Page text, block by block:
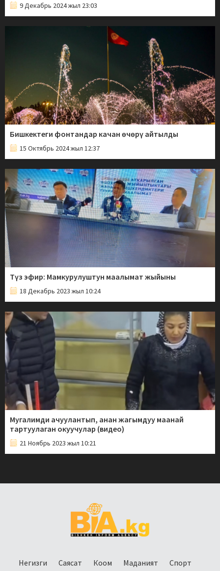
9 Декабрь 2024 жыл 23:03
Бишкектеги фонтандар качан өчөрү айтылды
15 Октябрь 2024 жыл 12:37
Түз эфир: Мамкурулуштун маалымат жыйыны
18 Декабрь 2023 жыл 10:24
Мугалимди ачуулантып, анан жагымдуу маанай
тартуулаган окуучулар (видео)
21 Ноябрь 2023 жыл 10:21
Негизги Саясат Коом Маданият Спорт